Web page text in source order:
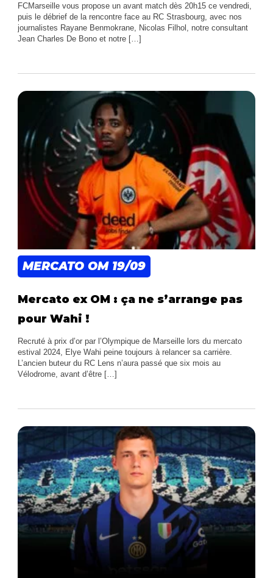
FCMarseille vous propose un avant match dès 20h15 ce vendredi,
puis le débrief de la rencontre face au RC Strasbourg, avec nos
journalistes Rayane Benmokrane, Nicolas Filhol, notre consultant
Jean Charles De Bono et notre […]
MERCATO OM19/09
Mercato ex OM : ça ne s’arrange pas
pour Wahi !
Recruté à prix d’or par l’Olympique de Marseille lors du mercato
estival 2024, Elye Wahi peine toujours à relancer sa carrière.
L’ancien buteur du RC Lens n’aura passé que six mois au
Vélodrome, avant d’être […]